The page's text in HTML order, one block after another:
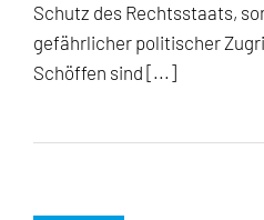
Schutz des Rechtsstaats,
gefährlicher politischer
Schöffen sind [...]